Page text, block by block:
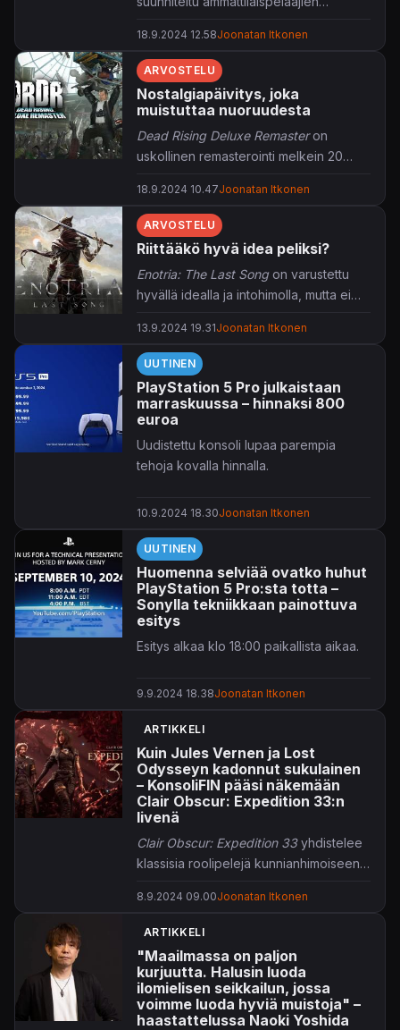
18.9.2024 12.58Joonatan Itkonen
ARVOSTELU
Nostalgiapäivitys, joka
muistuttaa nuoruudesta
Dead Rising Deluxe Remasteron
uskollinen remasterointi melkein 20
ongelman ydin.
18.9.2024 10.47Joonatan Itkonen
ARVOSTELU
Riittääkö hyvä idea peliksi?
Enotria: The Last Songon varustettu
hyvällä idealla ja intohimolla, mutta ei
13.9.2024 19.31Joonatan Itkonen
UUTINEN
PlayStation 5 Pro julkaistaan
marraskuussa – hinnaksi 800
euroa
Uudistettu konsoli lupaa parempia
tehoja kovalla hinnalla.
10.9.2024 18.30Joonatan Itkonen
UUTINEN
Huomenna selviää ovatko huhut
PlayStation 5 Pro:sta totta –
Sonylla tekniikkaan painottuva
esitys
Esitys alkaa klo 18:00 paikallista aikaa.
9.9.2024 18.38Joonatan Itkonen
ARTIKKELI
Kuin Jules Vernen ja Lost
Odysseyn kadonnut sukulainen
– KonsoliFIN pääsi näkemään
Clair Obscur: Expedition 33:n
livenä
Clair Obscur: Expedition 33yhdistelee
klassisia roolipelejä kunnianhimoiseen
pelistä ensimmäistä pelikuvaa.
8.9.2024 09.00Joonatan Itkonen
ARTIKKELI
"Maailmassa on paljon
kurjuutta. Halusin luoda
ilomielisen seikkailun, jossa
voimme luoda hyviä muistoja" –
haastattelussa Naoki Yoshida